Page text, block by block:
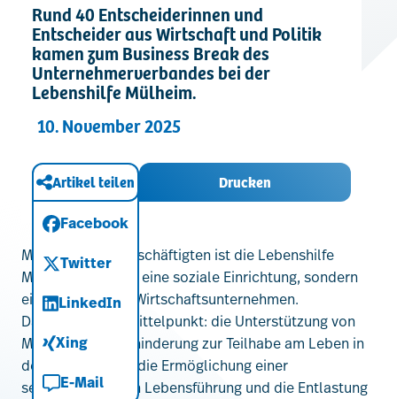
Kontakt
Rund 40 Entscheiderinnen und
Entscheider aus Wirtschaft und Politik
kamen zum Business Break des
Unternehmerverbandes bei der
Lebenshilfe Mülheim.
10. November 2025
Artikel teilen
Facebook
Twitter
LinkedIn
Xing
E-Mail
Drucken
Mit knapp 400 Beschäftigten ist die Lebenshilfe
Mülheim nicht nur eine soziale Einrichtung, sondern
ein bedeutendes Wirtschaftsunternehmen.
Dabei immer im Mittelpunkt: die Unterstützung von
Menschen mit Behinderung zur Teilhabe am Leben in
der Gesellschaft, die Ermöglichung einer
selbstbestimmten Lebensführung und die Entlastung